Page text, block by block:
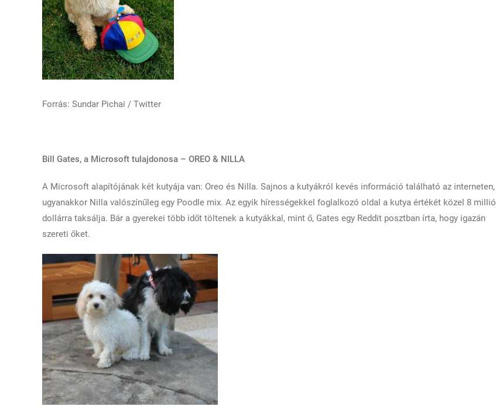
Forrás: Sundar Pichai / Twitter
Bill Gates, a Microsoft tulajdonosa – OREO & NILLA
A Microsoft alapítójának két kutyája van: Oreo és Nilla. Sajnos a kutyákról kevés információ található az interneten,
ugyanakkor Nilla valószínűleg egy Poodle mix. Az egyik hírességekkel foglalkozó oldal a kutya értékét közel 8 millió
dollárra taksálja. Bár a gyerekei több időt töltenek a kutyákkal, mint ő, Gates egy Reddit posztban írta, hogy igazán
szereti őket.